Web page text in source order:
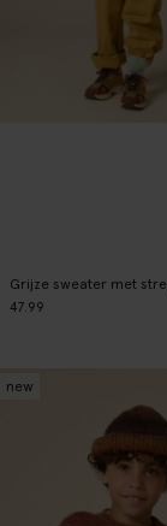
Grijze sweater met
47.99
new